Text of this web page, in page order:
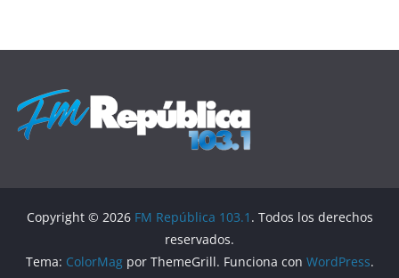
Copyright © 2026 FM República 103.1 . Todos los derechos
reservados.
Tema: ColorMagpor ThemeGrill. Funciona con WordPress.